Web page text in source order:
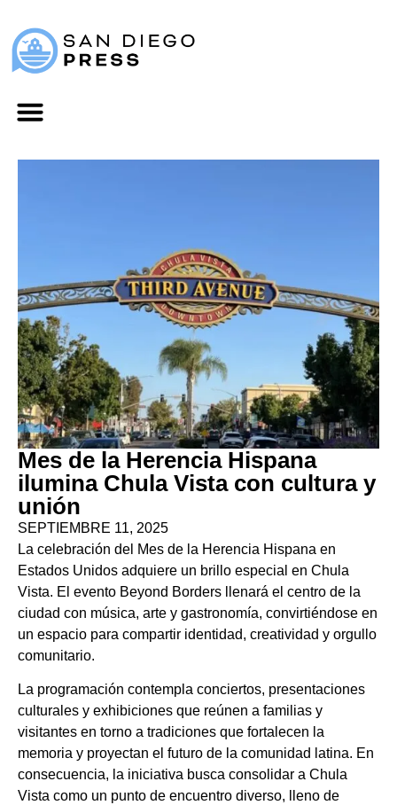
Mes de la Herencia Hispana
ilumina Chula Vista con cultura y
unión
SEPTIEMBRE 11, 2025
La celebración del Mes de la Herencia Hispana en
Estados Unidos adquiere un brillo especial en Chula
Vista. El evento Beyond Borders llenará el centro de la
ciudad con música, arte y gastronomía, convirtiéndose en
un espacio para compartir identidad, creatividad y orgullo
comunitario.
La programación contempla conciertos, presentaciones
culturales y exhibiciones que reúnen a familias y
visitantes en torno a tradiciones que fortalecen la
memoria y proyectan el futuro de la comunidad latina. En
consecuencia, la iniciativa busca consolidar a Chula
Vista como un punto de encuentro diverso, lleno de